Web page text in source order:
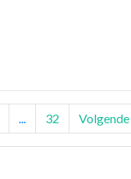
32 Volgende